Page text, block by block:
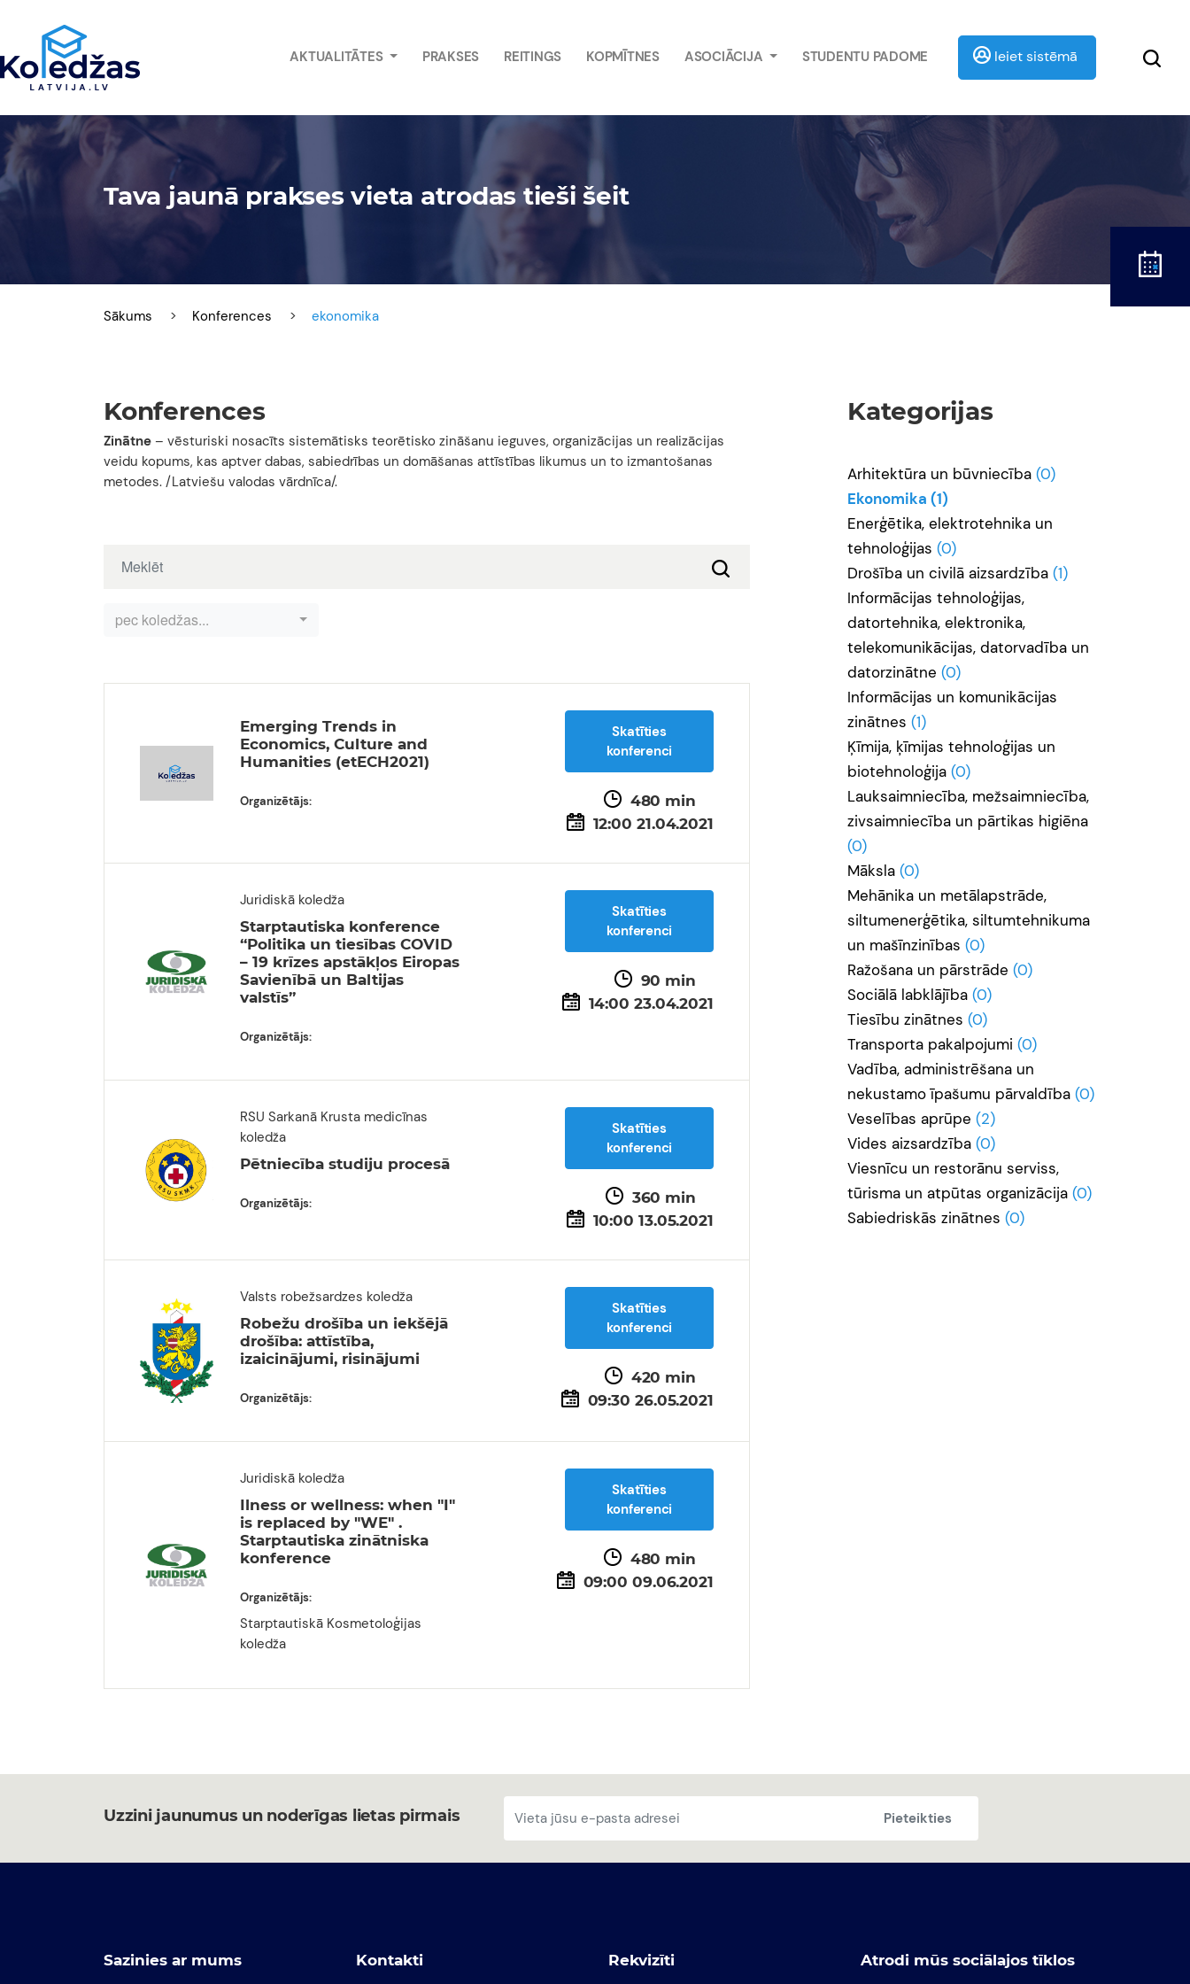
AKTUALITĀTES PRAKSES(CURRENT)
REITINGS KOPMĪTNES ASOCIĀCIJA STUDENTU PADOME Ieiet sistēmā
Tava jaunā prakses vieta atrodas tieši šeit
Sākums Konferences ekonomika
Konferences
Zinātne – vēsturiski nosacīts sistemātisks teorētisko zināšanu ieguves, organizācijas un realizācijas
veidu kopums, kas aptver dabas, sabiedrības un domāšanas attīstības likumus un to izmantošanas
metodes. /Latviešu valodas vārdnīca/.
pec koledžas...
Emerging Trends in
Economics, Culture and
Humanities (etECH2021)
Organizētājs:
Skatīties
konferenci
480 min
12:00 21.04.2021
Juridiskā koledža
Starptautiska konference
“Politika un tiesības COVID
– 19 krīzes apstākļos Eiropas
Savienībā un Baltijas
valstīs”
Organizētājs:
Skatīties
konferenci
90 min
14:00 23.04.2021
RSU Sarkanā Krusta medicīnas
koledža
Pētniecība studiju procesā
Organizētājs:
Skatīties
konferenci
360 min
10:00 13.05.2021
Valsts robežsardzes koledža
Robežu drošība un iekšējā
drošība: attīstība,
izaicinājumi, risinājumi
Organizētājs:
Skatīties
konferenci
420 min
09:30 26.05.2021
Juridiskā koledža
Ilness or wellness: when "I"
is replaced by "WE" .
Starptautiska zinātniska
konference
Organizētājs:
Starptautiskā Kosmetoloģijas
koledža
Skatīties
konferenci
480 min
09:00 09.06.2021
Kategorijas
Arhitektūra un būvniecība (0)
Ekonomika (1)
Enerģētika, elektrotehnika un
tehnoloģijas (0)
Drošība un civilā aizsardzība (1)
Informācijas tehnoloģijas,
datortehnika, elektronika,
telekomunikācijas, datorvadība un
datorzinātne (0)
Informācijas un komunikācijas
zinātnes (1)
Ķīmija, ķīmijas tehnoloģijas un
biotehnoloģija (0)
Lauksaimniecība, mežsaimniecība,
zivsaimniecība un pārtikas higiēna
(0)
Māksla (0)
Mehānika un metālapstrāde,
siltumenerģētika, siltumtehnikuma
un mašīnzinības (0)
Ražošana un pārstrāde (0)
Sociālā labklājība (0)
Tiesību zinātnes (0)
Transporta pakalpojumi (0)
Vadība, administrēšana un
nekustamo īpašumu pārvaldība (0)
Veselības aprūpe (2)
Vides aizsardzība (0)
Viesnīcu un restorānu serviss,
tūrisma un atpūtas organizācija (0)
Sabiedriskās zinātnes (0)
Uzzini jaunumus un noderīgas lietas pirmais Pieteikties
Sazinies ar mums Kontakti Rekvizīti Atrodi mūs sociālajos tīklos